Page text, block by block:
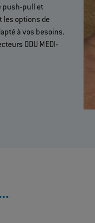
push-pull et
les options de
à vos besoins.
ODU MEDI-